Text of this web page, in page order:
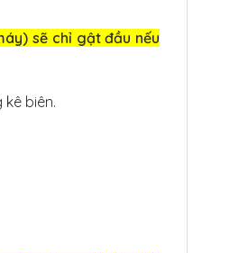
sẽ chỉ gật đầu nếu
biên.